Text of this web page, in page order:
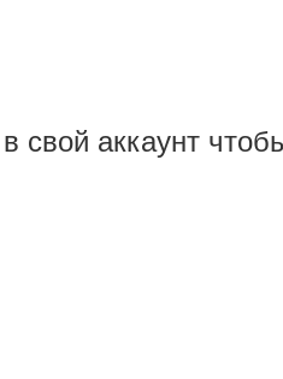
свой аккаунт